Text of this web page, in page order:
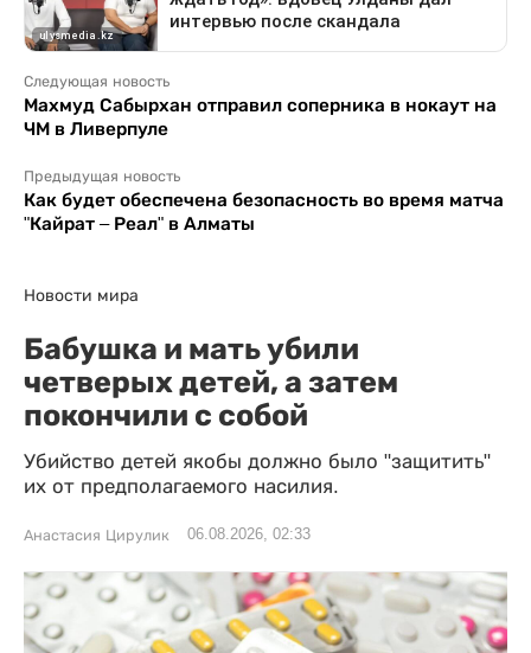
Следующая новость
Махмуд Сабырхан отправил соперника в нокаут на
ЧМ в Ливерпуле
Предыдущая новость
Как будет обеспечена безопасность во время матча
"Кайрат – Реал" в Алматы
Новости мира
Бабушка и мать убили
четверых детей, а затем
покончили с собой
Убийство детей якобы должно было "защитить"
их от предполагаемого насилия.
Анастасия Цирулик 06.08.2026, 02:33